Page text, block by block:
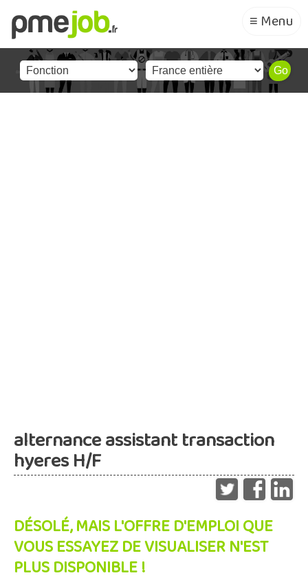
≡ Menu
alternance assistant transaction
hyeres H/F
DÉSOLÉ, MAIS L'OFFRE D'EMPLOI QUE
VOUS ESSAYEZ DE VISUALISER N'EST
PLUS DISPONIBLE !